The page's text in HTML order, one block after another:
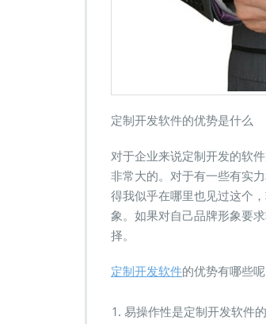
定制开发软件的优势是什么
对于企业来说定制开发的软
非常大的。对于有一些有实
得我似乎在哪里也见过这个
象。如果对自己品牌形象要
择。
定制开发软件的优势有哪些
易操作性是定制开发软件的